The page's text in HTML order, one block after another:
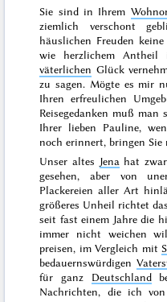
Sie sind in Ihrem
ziemlich verschont
häuslichen Freuden
wie herzlichem
väterlichen Glück
zu sagen. Mögte es mir
Ihren erfreulichen
Reisegedanken muß
Ihrer lieben Pauline,
noch erinnert, bringen
Unser altes Jena hat
gesehen, aber von
Plackereien aller Art
größeres Unheil richtet
seit fast einem Jahre die
immer nicht weichen
preisen, im Vergleich mit
bedauernswürdigen
für ganz Deutschland
Nachrichten, die ich